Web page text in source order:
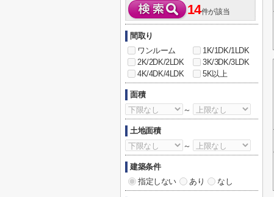
14件が該当
間取り
ワンルーム
1K/1DK/1LDK
2K/2DK/2LDK
3K/3DK/3LDK
4K/4DK/4LDK
5K以上
面積
～
土地面積
～
建築条件
指定しない
あり なし